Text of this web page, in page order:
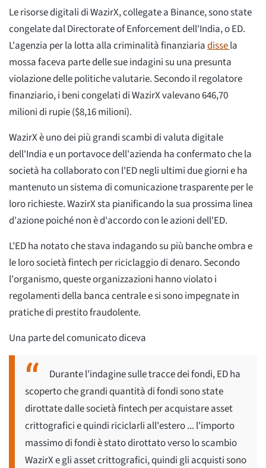
Le risorse digitali di WazirX, collegate a Binance, sono state
congelate dal Directorate of Enforcement dell'India, o ED.
L'agenzia per la lotta alla criminalità finanziariadissela
mossa faceva parte delle sue indagini su una presunta
violazione delle politiche valutarie. Secondo il regolatore
finanziario, i beni congelati di WazirX valevano 646,70
milioni di rupie ($8,16 milioni).
WazirX è uno dei più grandi scambi di valuta digitale
dell'India e un portavoce dell'azienda ha confermato che la
società ha collaborato con l'ED negli ultimi due giorni e ha
mantenuto un sistema di comunicazione trasparente per le
loro richieste. WazirX sta pianificando la sua prossima linea
d'azione poiché non è d'accordo con le azioni dell'ED.
L'ED ha notato che stava indagando su più banche ombra e
le loro società fintech per riciclaggio di denaro. Secondo
l'organismo, queste organizzazioni hanno violato i
regolamenti della banca centrale e si sono impegnate in
pratiche di prestito fraudolente.
Una parte del comunicato diceva
Durante l'indagine sulle tracce dei fondi, ED ha
scoperto che grandi quantità di fondi sono state
dirottate dalle società fintech per acquistare asset
crittografici e quindi riciclarli all'estero ... l'importo
massimo di fondi è stato dirottato verso lo scambio
WazirX e gli asset crittografici, quindi gli acquisti sono